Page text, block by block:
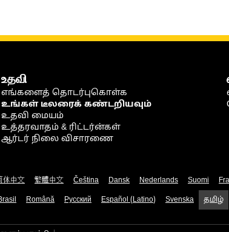
உதவி
எங்களைத் தொடர்புகொள்க
உங்கள் டீலரைக் கண்டறியவும்
உதவி மையம்
உத்தரவாதம் & ரிட்டர்ன்கள்
ஆர்டர் நிலை விசாரணை
体中文 繁體中文 Čeština Dansk Nederlands Suomi
Română Русский Español (Latino) Svenska தமிழ்